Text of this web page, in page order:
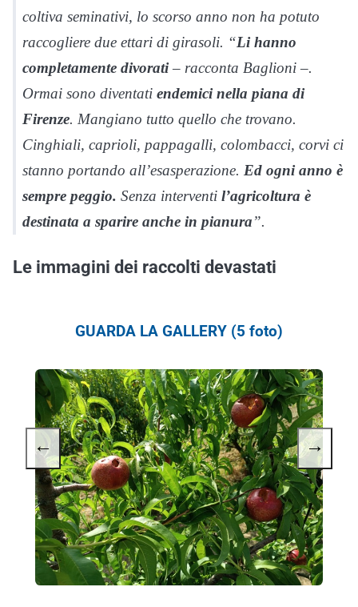
coltiva seminativi, lo scorso anno non ha potuto
raccogliere due ettari di girasoli. “Li hanno
completamente divorati– racconta Baglioni –.
Ormai sono diventati endemici nella piana di
Firenze. Mangiano tutto quello che trovano.
Cinghiali, caprioli, pappagalli, colombacci, corvi ci
stanno portando all’esasperazione. Ed ogni anno è
sempre peggio. Senza interventi l’agricoltura è
destinata a sparire anche in pianura”.
Le immagini dei raccolti devastati
GUARDA LA GALLERY (5 foto)
← →